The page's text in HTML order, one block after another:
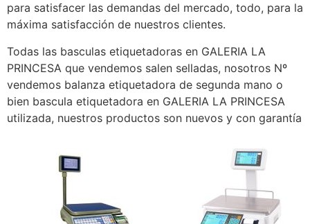
para satisfacer las demandas del mercado, todo, para la
máxima satisfacción de nuestros clientes.
Todas las basculas etiquetadoras en GALERIA LA
PRINCESA que vendemos salen selladas, nosotros Nº
vendemos balanza etiquetadora de segunda mano o
bien bascula etiquetadora en GALERIA LA PRINCESA
utilizada, nuestros productos son nuevos y con garantía